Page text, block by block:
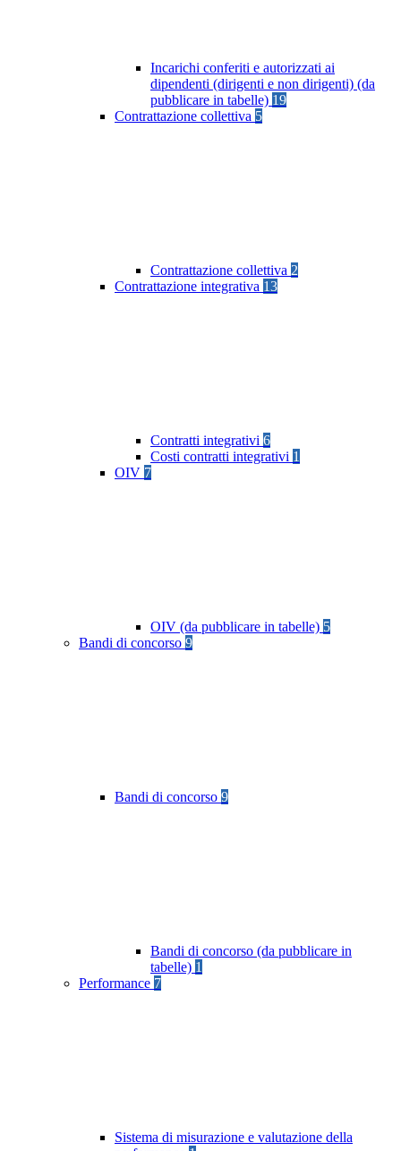
Incarichi conferiti e autorizzati ai
dipendenti (dirigenti e non dirigenti) (da
pubblicare in tabelle) 19
Contrattazione collettiva 5
Contrattazione collettiva 2
Contrattazione integrativa 13
Contratti integrativi 6
Costi contratti integrativi 1
OIV 7
OIV (da pubblicare in tabelle) 5
Bandi di concorso 9
Bandi di concorso 9
Bandi di concorso (da pubblicare in
tabelle) 1
Performance 7
Sistema di misurazione e valutazione della